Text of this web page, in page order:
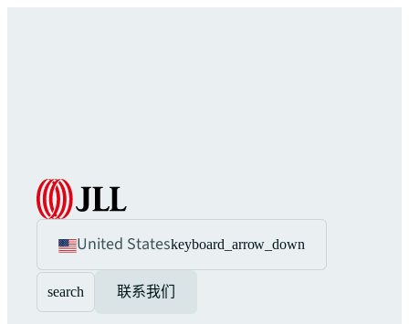
United Stateskeyboard_arrow_down
search 联系我们